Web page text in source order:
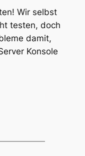
Wir selbst
testen, doch
damit,
Konsole